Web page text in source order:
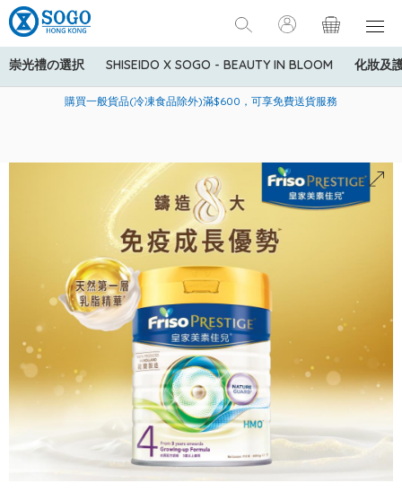
崇光禮の選択 SHISEIDO X SOGO - BEAUTY IN BLOOM 化妝及
美國運通Explorer®信用卡會員購物禮遇：高達5%簽賬回贈！
購買一般貨品(冷凍食品除外)滿$600，可享免費送貨服務
寄送中國內地服務只適用於指定商品，若訂單金額少於HK$600(折